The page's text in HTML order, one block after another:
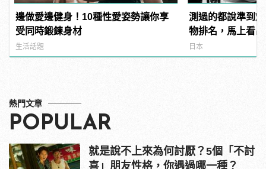
邊做愛邊健身！10種性愛姿勢讓你享
受同時鍛鍊身材
生活話題
測過的都說準到
物排名，馬上看
真面目」！
日本
熱門文章
POPULAR
就是說不上來為何討厭？5個「不討
喜」朋友性格，你遇過哪一種？